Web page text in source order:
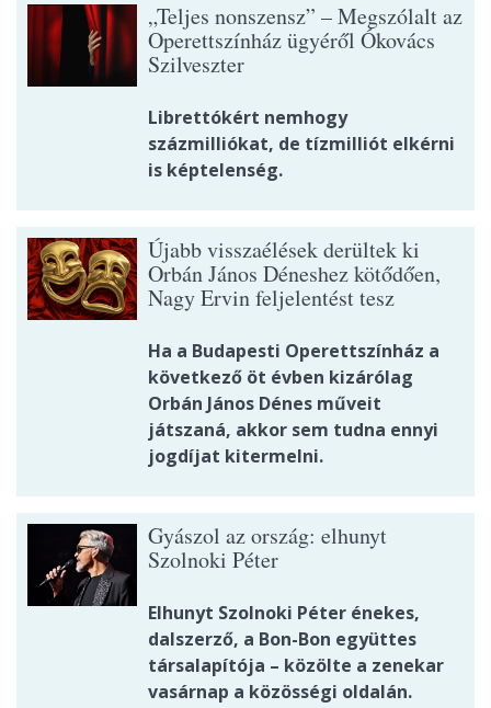
„Teljes nonszensz” – Megszólalt az
Operettszínház ügyéről Ókovács
Szilveszter
Librettókért nemhogy
százmilliókat, de tízmilliót elkérni
is képtelenség.
Újabb visszaélések derültek ki
Orbán János Déneshez kötődően,
Nagy Ervin feljelentést tesz
Ha a Budapesti Operettszínház a
következő öt évben kizárólag
Orbán János Dénes műveit
játszaná, akkor sem tudna ennyi
jogdíjat kitermelni.
Gyászol az ország: elhunyt
Szolnoki Péter
Elhunyt Szolnoki Péter énekes,
dalszerző, a Bon-Bon együttes
társalapítója – közölte a zenekar
vasárnap a közösségi oldalán.